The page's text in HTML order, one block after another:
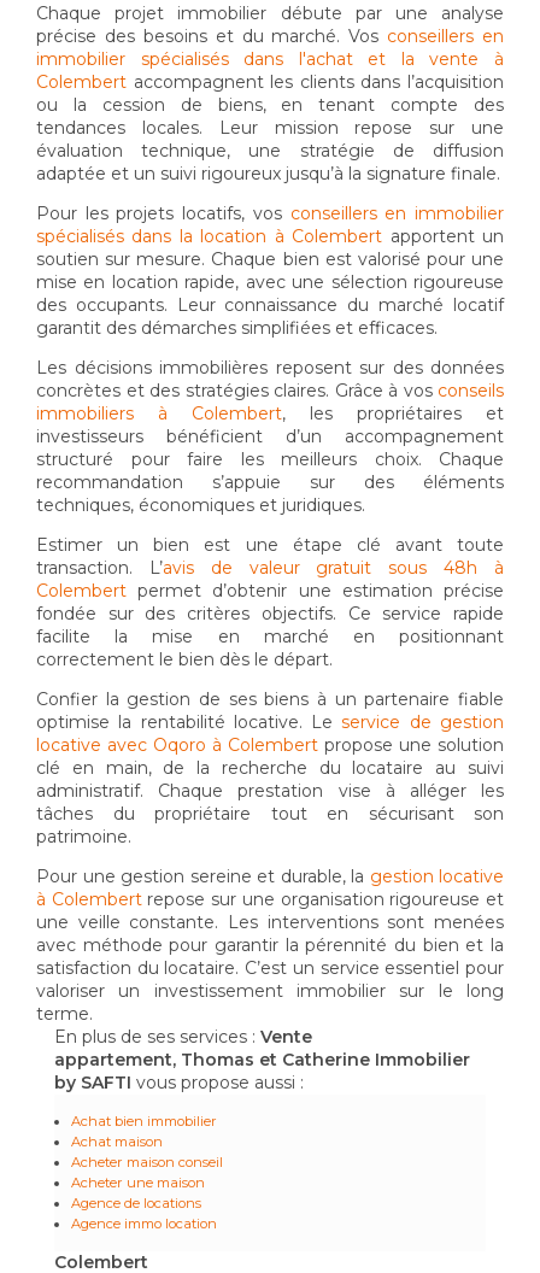
Chaque projet immobilier débute par une analyse
précise des besoins et du marché. Vos conseillers en
immobilier spécialisés dans l'achat et la vente à
Colembert accompagnent les clients dans l’acquisition
ou la cession de biens, en tenant compte des
tendances locales. Leur mission repose sur une
évaluation technique, une stratégie de diffusion
adaptée et un suivi rigoureux jusqu’à la signature finale.
Pour les projets locatifs, vos conseillers en immobilier
spécialisés dans la location à Colembert apportent un
soutien sur mesure. Chaque bien est valorisé pour une
mise en location rapide, avec une sélection rigoureuse
des occupants. Leur connaissance du marché locatif
garantit des démarches simplifiées et efficaces.
Les décisions immobilières reposent sur des données
concrètes et des stratégies claires. Grâce à vos conseils
immobiliers à Colembert, les propriétaires et
investisseurs bénéficient d’un accompagnement
structuré pour faire les meilleurs choix. Chaque
recommandation s’appuie sur des éléments
techniques, économiques et juridiques.
Estimer un bien est une étape clé avant toute
transaction. L’avis de valeur gratuit sous 48h à
Colembert permet d’obtenir une estimation précise
fondée sur des critères objectifs. Ce service rapide
facilite la mise en marché en positionnant
correctement le bien dès le départ.
Confier la gestion de ses biens à un partenaire fiable
optimise la rentabilité locative. Leservice de gestion
locative avec Oqoro à Colembert propose une solution
clé en main, de la recherche du locataire au suivi
administratif. Chaque prestation vise à alléger les
tâches du propriétaire tout en sécurisant son
patrimoine.
Pour une gestion sereine et durable, la gestion locative
à Colembertrepose sur une organisation rigoureuse et
une veille constante. Les interventions sont menées
avec méthode pour garantir la pérennité du bien et la
satisfaction du locataire. C’est un service essentiel pour
valoriser un investissement immobilier sur le long
terme.
En plus de ses services : Vente
appartement, Thomas et Catherine Immobilier
by SAFTI vous propose aussi :
Achat bien immobilier
Achat maison
Acheter maison conseil
Acheter une maison
Agence de locations
Agence immo location
Colembert